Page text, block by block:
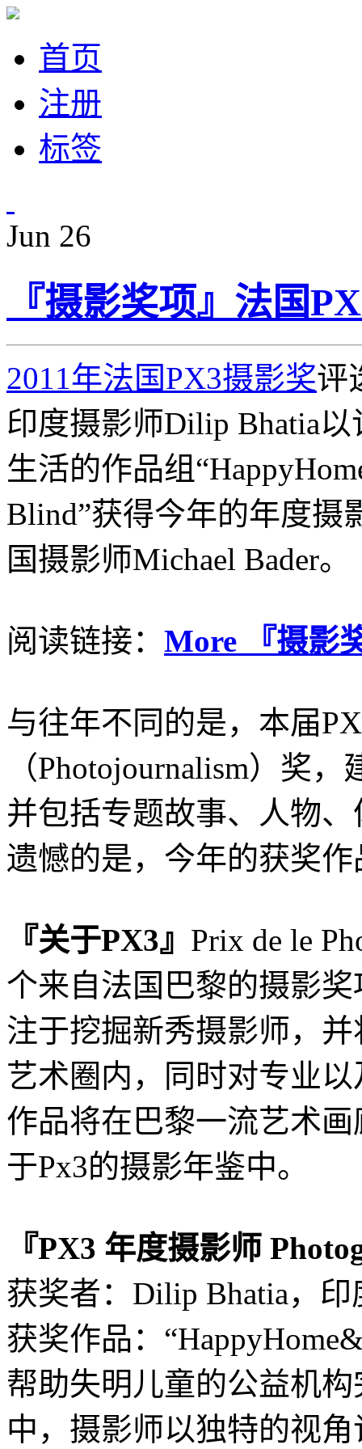
首页
注册
标签
Jun 26
『摄影奖项』法国
2011年法国PX3摄影奖评
印度摄影师Dilip Bhatia
生活的作品组
Blind”获得今年的年度摄
国摄影师Michael Bader。
阅读链接： More 『摄影
与往年不同的是，本届
（Photojournalism）奖
并包括专题故事、人物
遗憾的是，今年的获奖
『关于PX3』 Prix de le
个来自法国巴黎的摄影
注于挖掘新秀摄影师，
艺术圈内，同时对专业
作品将在巴黎一流艺术
于Px3的摄影年鉴中。
『PX3 年度摄影师
获奖者：Dilip Bhatia，印
获奖作品：
帮助失明儿童的公益机
中，摄影师以独特的视